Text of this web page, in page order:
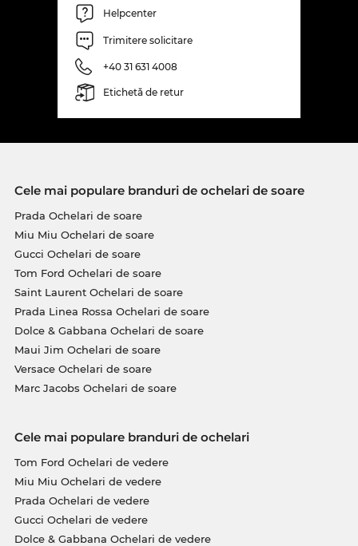
Helpcenter
Trimitere solicitare
+40 31 631 4008
Etichetă de retur
Cele mai populare branduri de ochelari de soare
Prada Ochelari de soare
Miu Miu Ochelari de soare
Gucci Ochelari de soare
Tom Ford Ochelari de soare
Saint Laurent Ochelari de soare
Prada Linea Rossa Ochelari de soare
Dolce & Gabbana Ochelari de soare
Maui Jim Ochelari de soare
Versace Ochelari de soare
Marc Jacobs Ochelari de soare
Cele mai populare branduri de ochelari
Tom Ford Ochelari de vedere
Miu Miu Ochelari de vedere
Prada Ochelari de vedere
Gucci Ochelari de vedere
Dolce & Gabbana Ochelari de vedere